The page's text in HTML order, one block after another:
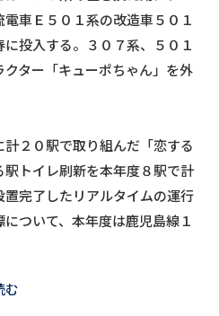
車Ｅ５０１系の改造車５０１
投入する。３０７系、５０１
ター「キューポちゃん」を外
２０駅で取り組んだ「恋する
駅トイレ刷新を本年度８駅で計
完了したリアルタイムの運行
ついて、本年度は鹿児島線１
む